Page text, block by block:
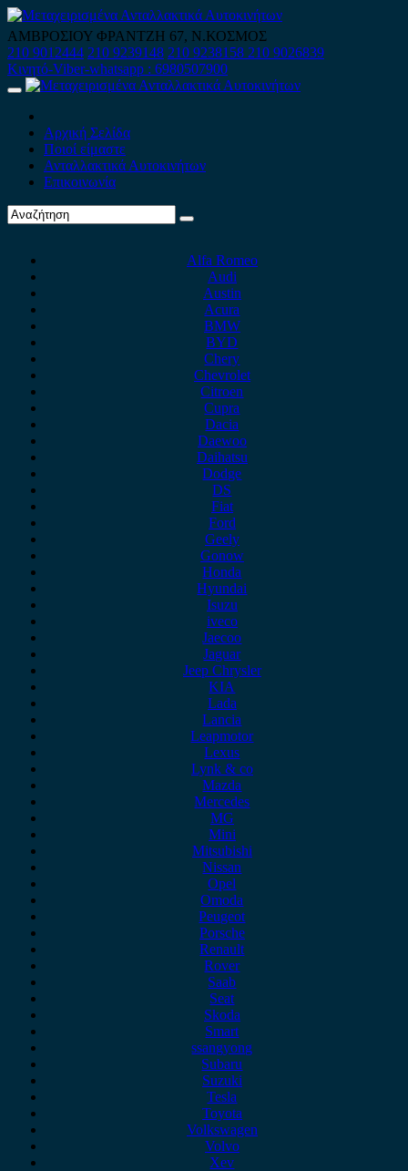
Skip
to
content
ΑΜΒΡΟΣΙΟΥ ΦΡΑΝΤΖΗ 67, Ν.ΚΟΣΜΟΣ
210 9012444 210 9239148 210 9238158 210 9026839
Κινητό-Viber-whatsapp : 6980507900
Primary
Αρχική Σελίδα
Ποιοί είμαστε
Ανταλλακτικά Αυτοκινήτων
Επικοινωνία
Alfa Romeo
Audi
Austin
Acura
BMW
BYD
Chery
Chevrolet
Citroen
Cupra
Dacia
Daewoo
Daihatsu
Dodge
DS
Fiat
Ford
Geely
Gonow
Honda
Hyundai
Isuzu
iveco
Jaecoo
Jaguar
Jeep Chrysler
KIA
Lada
Lancia
Leapmotor
Lexus
Lynk & co
Mazda
Mercedes
MG
Mini
Mitsubishi
Nissan
Opel
Omoda
Peugeot
Porsche
Renault
Rover
Saab
Seat
Skoda
Smart
ssangyong
Subaru
Suzuki
Tesla
Toyota
Volkswagen
Volvo
Xev